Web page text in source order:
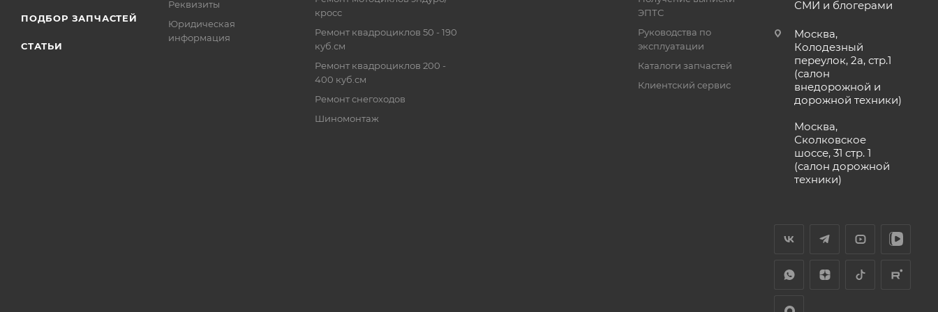
ПОДБОР ЗАПЧАСТЕЙ
СТАТЬИ
Реквизиты
Юридическая
информация
кросс
Ремонт квадроциклов 50 - 190
куб.см
Ремонт квадроциклов 200 -
400 куб.см
Ремонт снегоходов
Шиномонтаж
ЭПТС
Руководства по
эксплуатации
Каталоги запчастей
Клиентский сервис
СМИ и блогерами
Москва,
Колодезный
переулок, 2а, стр.1
(салон
внедорожной и
дорожной техники)
Москва,
Сколковское
шоссе, 31 стр. 1
(салон дорожной
техники)